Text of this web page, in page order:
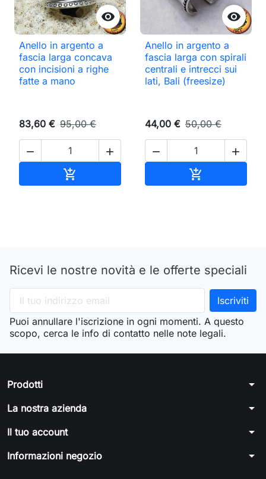

Anello in argento a
fascia larga concava
con incisioni a righe
fatte a mano
83,60 € 95,00 €
 


Anello in argento a
fascia larga con spirali
centrali e intrecci sui
lati, Bali (freesize)
44,00 € 50,00 €
 

Ricevi le nostre novità e le offerte speciali
Puoi annullare l'iscrizione in ogni momenti. A questo
scopo, cerca le info di contatto nelle note legali.
Prodotti arrow_drop_down
La nostra azienda arrow_drop_down
Il tuo account arrow_drop_down
Informazioni negozio arrow_drop_down